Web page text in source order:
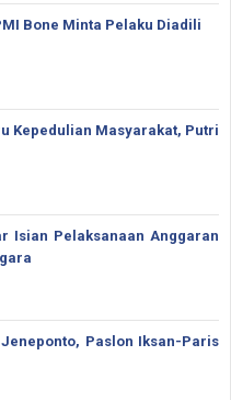
Bone Minta Pelaku Diadili
Kepedulian Masyarakat, Putri
Isian Pelaksanaan Anggaran
Paslon Iksan-Paris